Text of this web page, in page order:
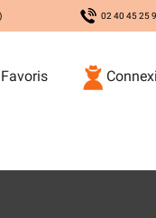
02 40 45 25
Favoris